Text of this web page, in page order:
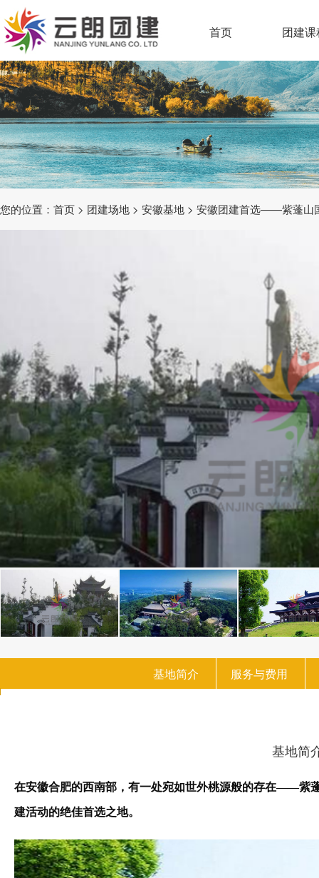
首页 团建
您的位置： 首页 > 团建场地 > 安徽基地 > 安徽团建首选——紫蓬山
基地简介 服务与费用
基地简
在安徽合肥的西南部，有一处宛如世外桃源般的存在——紫
建活动的绝佳首选之地。